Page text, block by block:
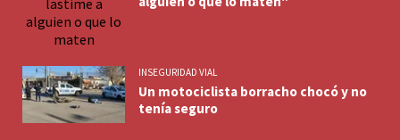
INSEGURIDAD VIAL
Un motociclista borracho chocó y no
tenía seguro